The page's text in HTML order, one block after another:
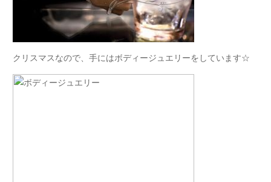
クリスマスなので、手にはボディージュエリーをしています☆